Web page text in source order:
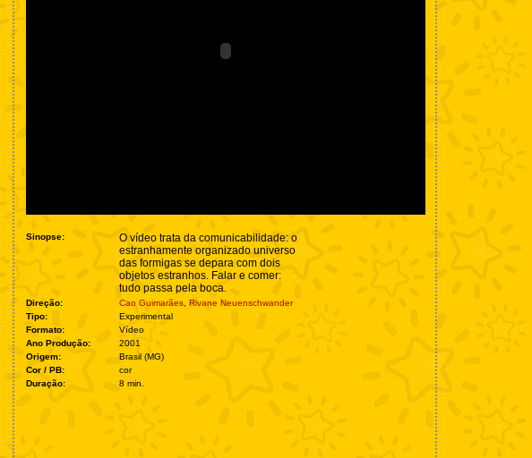
Sinopse:
O vídeo trata da comunicabilidade: o
estranhamente organizado universo
das formigas se depara com dois
objetos estranhos. Falar e comer:
tudo passa pela boca.
Direção: Cao Guimarães Rivane Neuenschwander
Tipo:
Experimental
Formato:
Vídeo
Ano Produção:
2001
Origem:
Brasil (MG)
Cor / PB:
cor
Duração:
8 min.